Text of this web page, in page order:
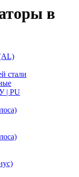
в
стали
| PU